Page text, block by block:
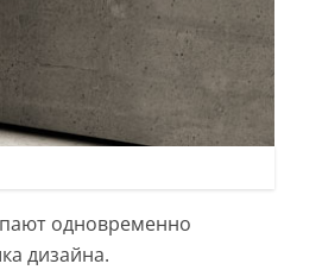
одновременно
дизайна.